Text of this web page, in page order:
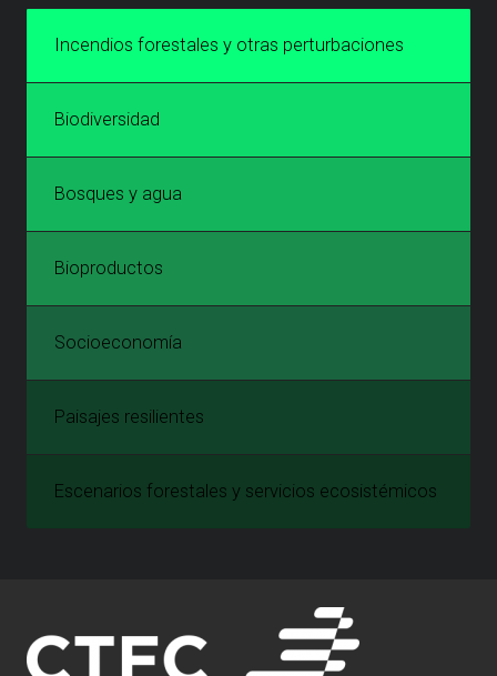
Incendios forestales y otras perturbaciones
Biodiversidad
Bosques y agua
Bioproductos
Socioeconomía
Paisajes resilientes
Escenarios forestales y servicios ecosistémicos